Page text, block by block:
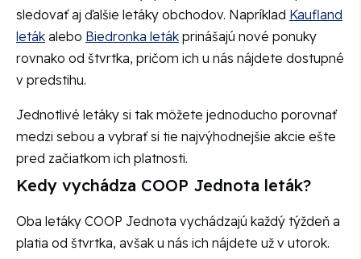
sledovať aj ďalšie letáky obchodov. Napríklad Kaufland
leták alebo Biedronka leták prinášajú nové ponuky
rovnako od štvrtka, pričom ich u nás nájdete dostupné
v predstihu.
Jednotlivé letáky si tak môžete jednoducho porovnať
medzi sebou a vybrať si tie najvýhodnejšie akcie ešte
pred začiatkom ich platnosti.
Kedy vychádza COOP Jednota leták?
Oba letáky COOP Jednota vychádzajú každý týždeň a
platia od štvrtka, avšak u nás ich nájdete už v utorok.